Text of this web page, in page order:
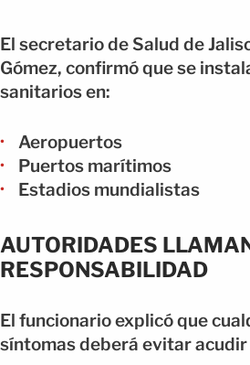
El secretario de Salud de
Gómez, confirmó que se
sanitarios en:
Aeropuertos
Puertos marítimos
Estadios mundialistas
AUTORIDADES
RESPONSABILIDAD
El funcionario explicó que
síntomas deberá evitar acudir